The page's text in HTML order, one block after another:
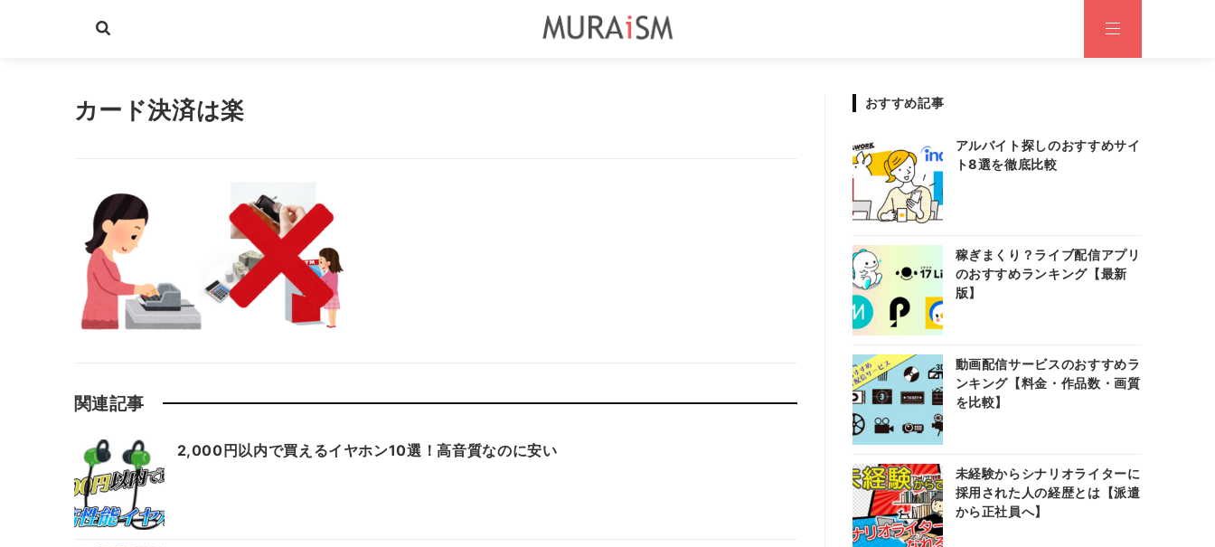
カード決済は楽
関連記事
2,000円以内で買えるイヤホン10選！高音質なのに安い
おすすめ記事
アルバイト探しのおすすめサイ
ト8選を徹底比較
稼ぎまくり？ライブ配信アプリ
のおすすめランキング【最新
版】
動画配信サービスのおすすめラ
ンキング【料金・作品数・画質
を比較】
未経験からシナリオライターに
採用された人の経歴とは【派遣
から正社員へ】